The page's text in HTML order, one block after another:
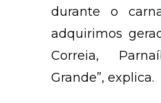
durante o
adquirimos
Correia,
Grande”, explica.